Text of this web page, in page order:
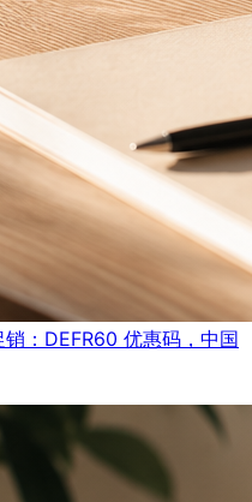
：DEFR60 优惠码，中国